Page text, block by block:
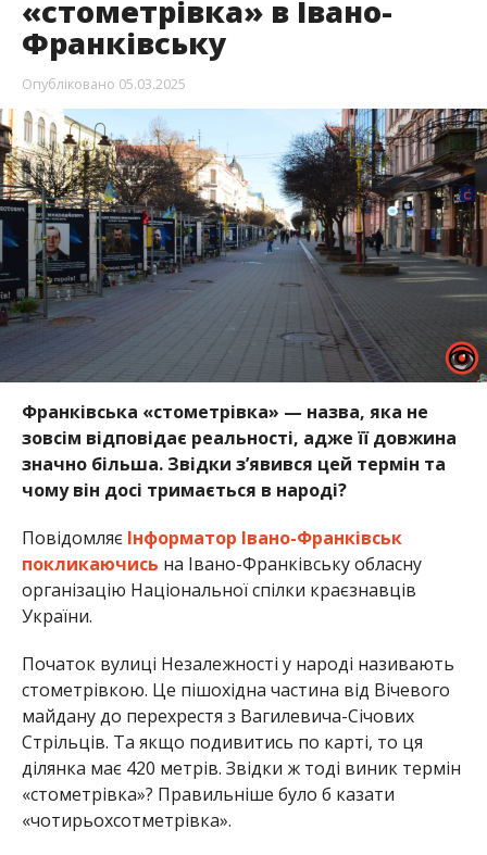
«стометрівка» в Івано-
Франківську
Опубліковано 05.03.2025
Франківська «стометрівка» — назва, яка не
зовсім відповідає реальності, адже її довжина
значно більша. Звідки з’явився цей термін та
чому він досі тримається в народі?
ПовідомляєІнформатор Івано-Франківськ
покликаючись на Івано-Франківську обласну
організацію Національної спілки краєзнавців
України.
Початок вулиці Незалежності у народі називають
стометрівкою. Це пішохідна частина від Вічевого
майдану до перехрестя з Вагилевича-Січових
Стрільців. Та якщо подивитись по карті, то ця
ділянка має 420 метрів. Звідки ж тоді виник термін
«стометрівка»? Правильніше було б казати
«чотирьохсотметрівка».